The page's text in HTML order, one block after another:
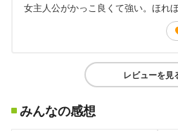
女主人公がかっこ良くて強い。ほれぼ
レビューを見
みんなの感想